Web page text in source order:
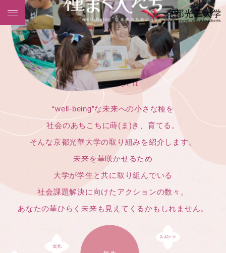
About
種まく人たちとは
“well-being”な未来への小さな種を
社会のあちこちに蒔(ま)き、育てる。
そんな京都光華大学の取り組みを紹介します。
未来を華咲かせるため
大学が学生と共に取り組んでいる
社会課題解決に向けたアクションの数々。
あなたの華ひらく未来も見えてくるかもしれません。